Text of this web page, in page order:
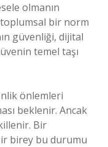
olmanın
bir norm
güvenliği, dijital
temel taşı
önlemleri
beklenir. Ancak
Bir
birey bu durumu